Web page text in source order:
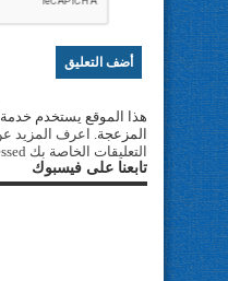
هذا الموقع يستخدم
المزعجة. اعرف المزيد
التعليقات الخاصة بك processed
تابعنا على فيسبوك